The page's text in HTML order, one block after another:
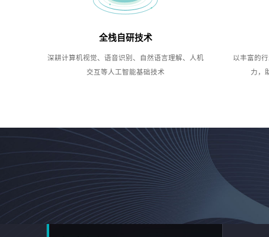
全栈自研技术
深耕计算机视觉、语音识别、自然语言理解、人机
交互等人工智能基础技术
以丰富的
力，